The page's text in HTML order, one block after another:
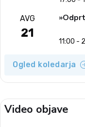
AVG
21
11:00 -
Ogled koledarja
Video objave